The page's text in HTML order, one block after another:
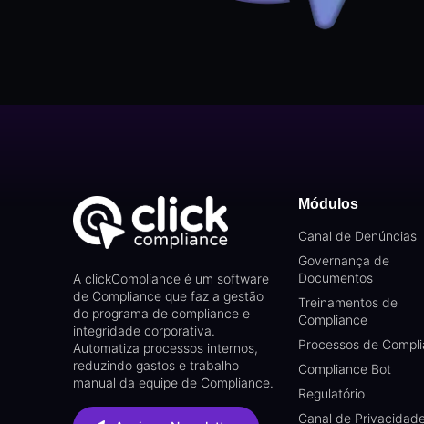
A clickCompliance é um software
de Compliance que faz a gestão
do programa de compliance e
integridade corporativa.
Automatiza processos internos,
reduzindo gastos e trabalho
manual da equipe de Compliance.
Módulos
Canal de Denúncias
Governança de
Documentos
Treinamentos de
Compliance
Processos de
Compliance Bot
Regulatório
Canal de